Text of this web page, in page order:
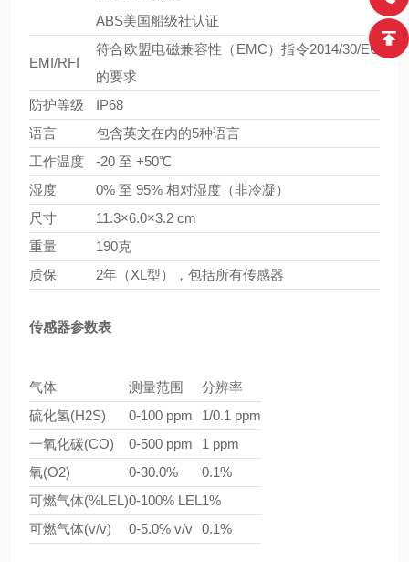
ABS美国船级社认证
EMI/RFI
符合欧盟电磁兼容性（EMC）指令2014/30/EU
的要求
防护等级
IP68
语言
包含英文在内的5种语言
工作温度
-20 至 +50℃
湿度
0% 至 95% 相对湿度（非冷凝）
尺寸
11.3×6.0×3.2 cm
重量
190克
质保
2年（XL型），包括所有传感器
传感器参数表
气体 测量范围
分辨率
硫化氢(H2S)
0-100 ppm
1/0.1 ppm
一氧化碳(CO)
0-500 ppm
1 ppm
氧(O2)
0-30.0%
0.1%
可燃气体(%LEL)0-100% LEL 1%
可燃气体(v/v)
0-5.0% v/v 0.1%